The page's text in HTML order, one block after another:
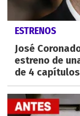
ESTRENOS
José
estreno de
de 4 capítulos